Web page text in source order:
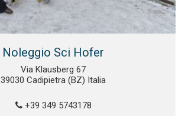
Noleggio Sci Hofer
Via Klausberg 67
39030 Cadipietra (BZ) Italia
+39 349 5743178